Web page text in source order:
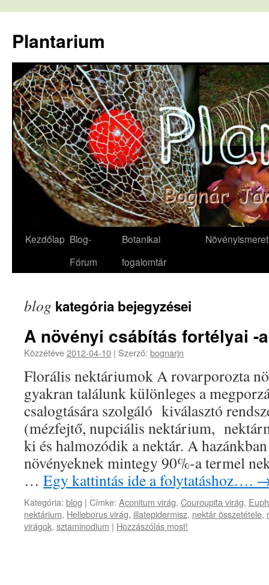
tartalomba
Plantarium
Kezdőlap Blog-
Fórum
Botanikai
fogalomtár
Növényismeret
blog kategória bejegyzései
A növényi csábítás fortélyai -
Közzétéve2012-04-10 | Szerző: bognarjn
Florális nektáriumok A rovarporozta
gyakran találunk különleges a
csalogtására szolgáló kiválasztó
(mézfejtő, nupciális nektárium,
ki és halmozódik a nektár. A
növényeknek mintegy 90%-a termel
… Egy kattintás ide a folytatáshoz….
Kategória: blog | Címke: Aconitum virág, Couroupita virág,
nektárium, Helleborus virág, illatepidermisz, nektár összetétele,
virágok, sztaminodium | Hozzászólás most!